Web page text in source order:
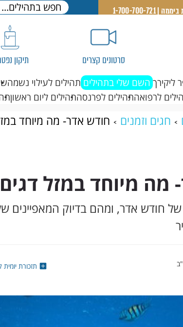
סרטונים קצרים תיקון
ליקירך השם שלי בתהילים תהילים לעילוי נשמה
לרפואהתהילים לפרנסהתהילים ליום ראשון
חגים וזמנים חודש אדר- מה מיוחד
מה מיוחד במזל
של חודש אדר, ומהם בדיוק המאפיינים
תזכורת יומית